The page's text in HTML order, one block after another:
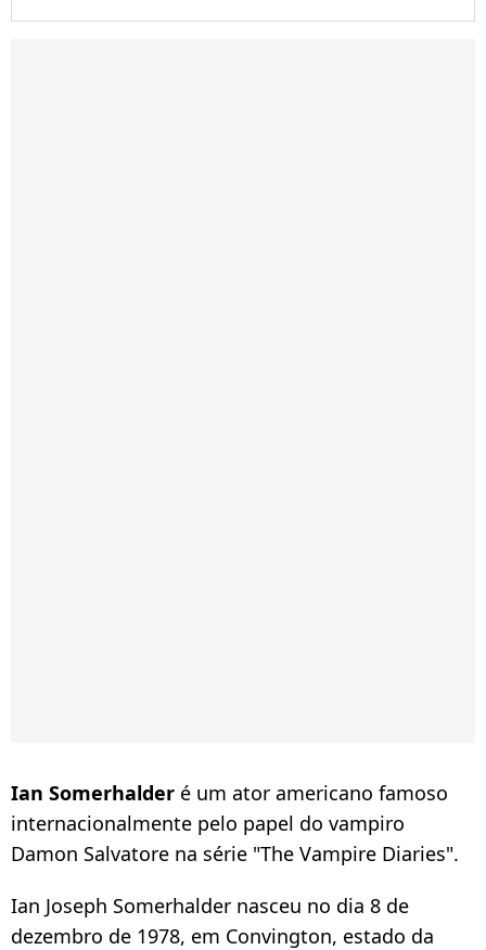
Ian Somerhalder é um ator americano famoso
internacionalmente pelo papel do vampiro
Damon Salvatore na série "The Vampire Diaries".
Ian Joseph Somerhalder nasceu no dia 8 de
dezembro de 1978, em Convington, estado da